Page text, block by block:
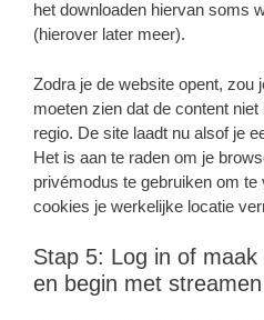
het downloaden hiervan soms
(hierover later meer).
Zodra je de website opent, zou
moeten zien dat de content
regio. De site laadt nu alsof je
Het is aan te raden om je
privémodus te gebruiken om
cookies je werkelijke locatie
Stap 5: Log in of
en begin met streamen